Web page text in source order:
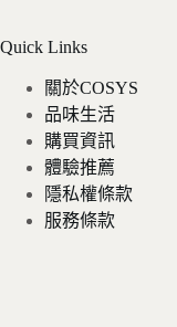
Quick Links
關於COSYS
品味生活
購買資訊
體驗推薦
隱私權條款
服務條款